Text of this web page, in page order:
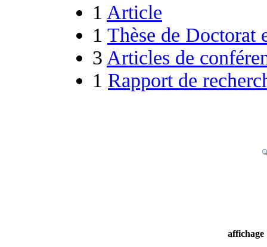
1 Article
1 Thèse de Doctorat
3 Articles de
1 Rapport de